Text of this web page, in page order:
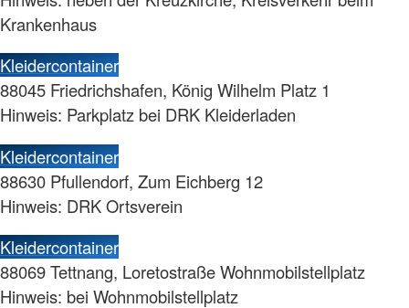
Krankenhaus
Kleidercontainer
88045 Friedrichshafen, König Wilhelm Platz 1
Hinweis: Parkplatz bei DRK Kleiderladen
Kleidercontainer
88630 Pfullendorf, Zum Eichberg 12
Hinweis: DRK Ortsverein
Kleidercontainer
88069 Tettnang, Loretostraße Wohnmobilstellplatz
Hinweis: bei Wohnmobilstellplatz